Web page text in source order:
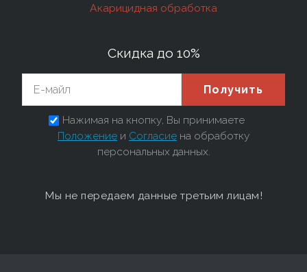
Акарицидная обработка
Скидка до 10%
Получить
Нажимая на кнопку, Вы принимаете
Положение и Согласие на обработку
персональных данных.
Мы не передаем данные третьим лицам!